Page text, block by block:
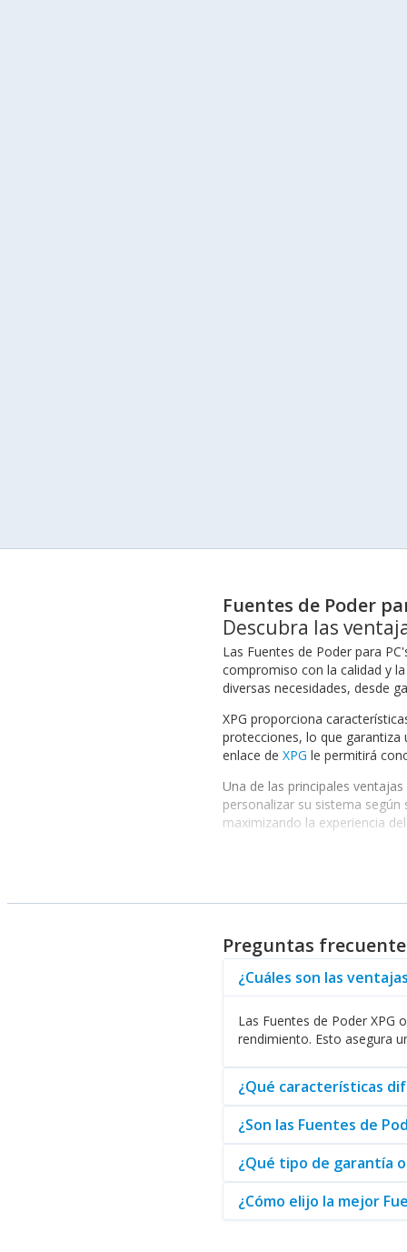
Fuentes de Poder
Descubra las
Las Fuentes de Poder para
compromiso con la calidad y
diversas necesidades, desde
XPG proporciona
protecciones, lo que garantiza
enlace de XPG le permitirá
Una de las principales
personalizar su sistema
maximizando la experiencia
Además, XPG ofrece un
cliente, garantizando que
Por otro lado, los modelos de
equipo. Los usuarios pueden
marca con la innovación y
servicio excepcional y
Preguntas
¿Cuáles son las
Las Fuentes de Poder XPG
rendimiento. Esto asegura
¿Qué características
¿Son las Fuentes de
¿Qué tipo de garantía
¿Cómo elijo la mejor